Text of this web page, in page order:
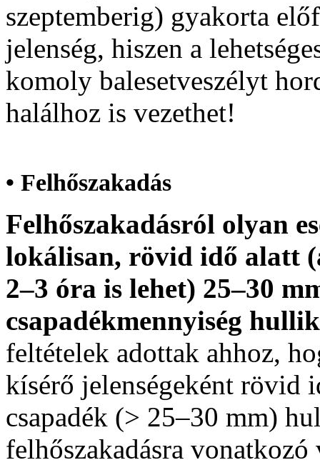
szeptemberig) gyakorta
jelenség, hiszen a
komoly balesetveszélyt
halálhoz is vezethet!
• Felhőszakadás
Felhőszakadásról olyan
lokálisan, rövid idő alatt
2–3 óra is lehet) 25–30
csapadékmennyiség hullik
feltételek adottak ahhoz,
kísérő jelenségeként rövid
csapadék (> 25–30 mm)
felhőszakadásra